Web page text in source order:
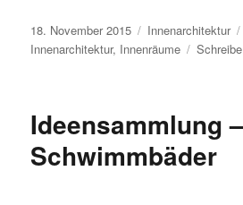
Veröffentlicht
am
18. November 2015 Kategorien
Innenarchitektur
Innenarchitektur, Innenräume
Ideensammlung
Schwimmbäder